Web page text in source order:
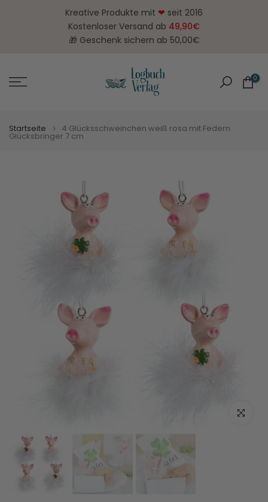
Kreative Produkte mit ❤ seit 2016
Kostenloser Versand ab 49,90€
🎁 Geschenk sichern ab 50,00€
0
Startseite 4 Glücksschweinchen weiß rosa mit Federn
Glücksbringer 7 cm
Zum